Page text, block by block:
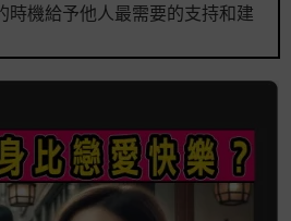
時機給予他人最需要的支持和建